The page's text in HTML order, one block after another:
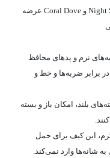
رنگ‌های متنوعی مانند Night Sky، Dark Purple و Coral Dove عرضه
نرم و پدهای محافظ
برابر ضربه‌ها و خط و
بلند، امکان باز و بسته
0.18 کیلوگرم، این کیف برای حمل
شانه‌ها وارد نمی‌کند.